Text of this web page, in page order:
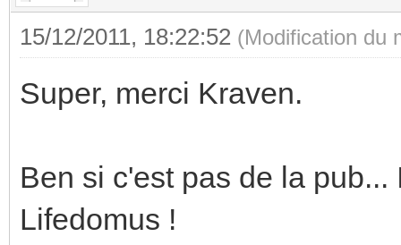
15/12/2011, 18:22:52 (Modification du
Super, merci Kraven.
Ben si c'est pas de la
Lifedomus !